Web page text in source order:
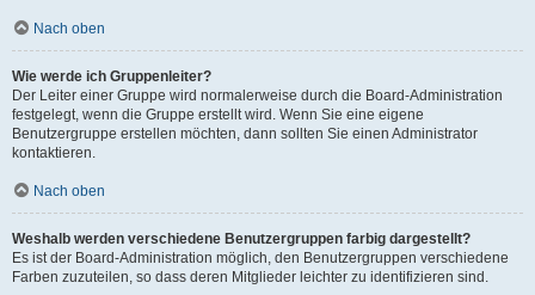
Nach oben
Wie werde ich Gruppenleiter?
Der Leiter einer Gruppe wird normalerweise durch die Board-Administration
festgelegt, wenn die Gruppe erstellt wird. Wenn Sie eine eigene
Benutzergruppe erstellen möchten, dann sollten Sie einen Administrator
kontaktieren.
Nach oben
Weshalb werden verschiedene Benutzergruppen farbig dargestellt?
Es ist der Board-Administration möglich, den Benutzergruppen verschiedene
Farben zuzuteilen, so dass deren Mitglieder leichter zu identifizieren sind.